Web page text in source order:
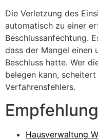
Die Verletzung des
automatisch zu einer
Beschlussanfechtung.
dass der Mangel einen
Beschluss hatte. Wer
belegen kann,
Verfahrensfehlers.
Empfehlung
Hausverwaltung